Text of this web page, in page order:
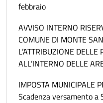
febbraio
AVVISO INTERNO
COMUNE DI MONTE
L’ATTRIBUZIONE
ALL’INTERNO DELLE
IMPOSTA MUNICIPALE
Scadenza versamento